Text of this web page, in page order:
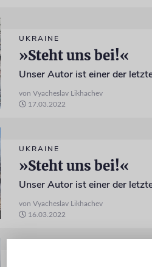
UKRAINE
»Steht uns bei!«
von Vyacheslav Likhachev
17.03.2022
UKRAINE
»Steht uns bei!«
von Vyacheslav Likhachev
16.03.2022